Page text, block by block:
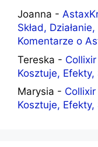
Joanna -
Skład,
Komentarze o
Tereska -
Kosztuje, Efekty,
Marysia -
Kosztuje, Efekty,